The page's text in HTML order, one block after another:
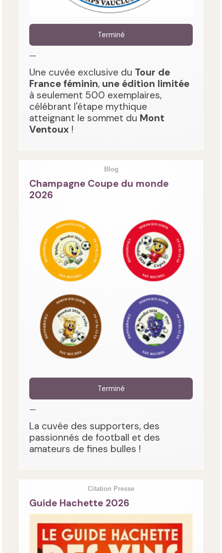
Terminé
—
Une cuvée exclusive du Tour de
France féminin, une édition limitée
à seulement 500 exemplaires,
célébrant l'étape mythique
atteignant le sommet du Mont
Ventoux !
Blog
Champagne Coupe du monde
2026
Terminé
—
La cuvée des supporters, des
passionnés de football et des
amateurs de fines bulles !
Citation Presse
Guide Hachette 2026